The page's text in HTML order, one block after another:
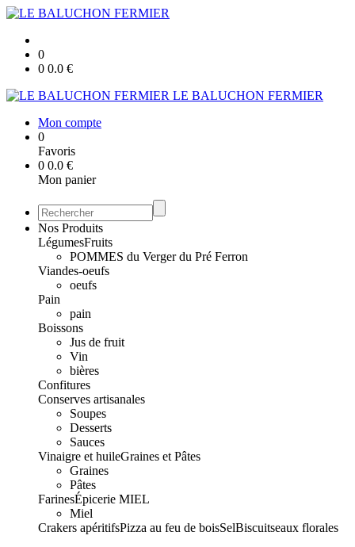
0
0 0.0 €
LE BALUCHON FERMIER
Mon compte
0
Favoris
0 0.0 €
Mon panier
Nos Produits
LégumesFruits
POMMES du Verger du Pré Ferron
Viandes-oeufs
oeufs
Pain
pain
Boissons
Jus de fruit
Vin
bières
Confitures
Conserves artisanales
Soupes
Desserts
Sauces
Vinaigre et huileGraines et Pâtes
Graines
Pâtes
FarinesÉpicerie MIEL
Miel
Crakers apéritifsPizza au feu de boisSelBiscuitseaux florales